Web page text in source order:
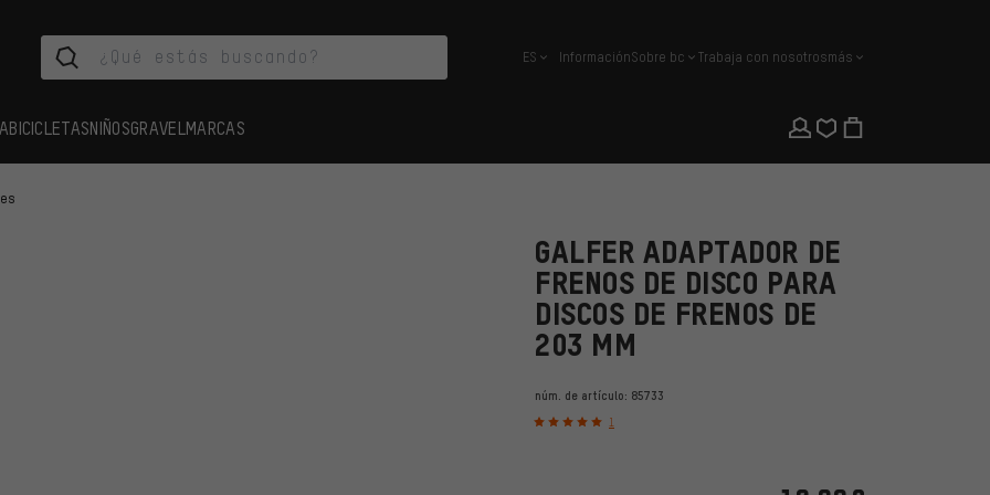
español
ES InformaciónSobre bc Trabaja con nosotrosmás
BICICLETASNIÑOSGRAVEL MARCAS
GALFER ADAPTADOR DE
FRENOS DE DISCO PARA
DISCOS DE FRENOS DE
203 MM
núm. de artículo: 85733
1